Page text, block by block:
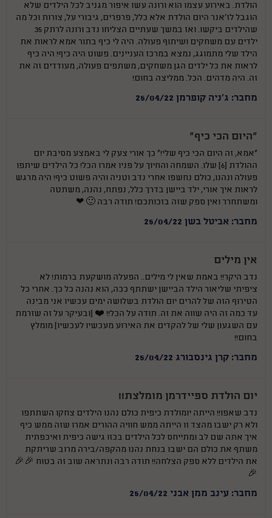
הולדת. באירוע עצמו הוא ורונה עשו איפור מגניב לכל הילדים שלא
הוגבל לז'אנר היום הולדת אלא כלל, פרפרים, גיבורי על, צורות וכל מה
שהילדים ביקשו. ואז במשך שעתיים הצליחו נדב ורונה לרתק 35
ילדים עם משחקים ושיתוף פעולה. היה לי כיף בתור אמא לראות את
הילד שלי מתמוגג, נמצא במרכז העניינים. פשוט היה כיף! היה כיף
לראות את כל ילדים הגן משחקים, משתפים פעולה, מעודדים זה את
זה. היה מדהים. הכל. ממליצה בחום!
מחבר: ג'ניה קופרמן 25/04/22
"היום הכי כיף"
"אמא, זה היום הכי כיף שלי!" כך אורי צעק לי באמצע מסיבת יום
ההולדת (6) שלו. השמחה והחיוך על פניו אמרו הכל! כל הילדים שיתפו
פעולה ונהנו, כולם נחשפו אחרי נדב וטניה והיה פשוט כיף! היה מרגש
לראות איך אורי, ילד ביישן בדרך כלל, נפתח, נהנה, משתטה
ומשתחרר ואין ספק שזה בזכותכם! תודה רבה 🙂 ❤
מחבר: אביטל בשן 25/04/22
אין מילים
נדב היקר!! באמת שאין לי מילים.. הפעלה מושקעת ברמות! לא
ציפיתי שליאור הילד הביישן ישתתף ככה, הוא נהנה כל כך. אחרי כל
הטירוף הזה של להרים יום הולדת בשלושה ימים עכשיו אני מבינה
עד כמה זה היה שווה את זה. תודה על הכל!! ❤️ (ובעיקר על זה שזרמת
עם השגעון שלי של להקדים את האירוע מעכשיו לעכשיו) מומלץ
בחום!!
מחבר: קרן גינסבורג 25/04/22
יום הולדת ספיידרמן מומלצת!!
נדב שאפו!! הייתה יומולדת כיפית כולם נהנו הילדים צחקו השתתפו
ולא רק ישבו מהצד זו הייתה ממש חוויה ההורים אמרו שזה ממש כיף
איך אתה שם לב ומתייחס לכל הילדים בכזו גישה כיפית ואיכפתית
משתף את כולם הם ישבו בנחת נהנו מהקפה/בירה מרוב שריתקת
את הילדים ללא ספק הצלחה!! תודה רבה ונתראה שוב זה בטוח 🎉🎉
🎉
מחבר: עינב ממן אבני 25/04/22